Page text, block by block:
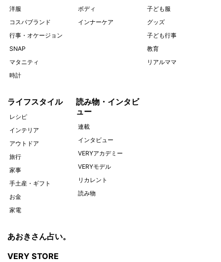
洋服
コスパブランド
行事・オケージョン
SNAP
マタニティ
時計
ボディ
インナーケア
子ども服
グッズ
子ども行事
教育
リアルママ
ライフスタイル
レシピ
インテリア
アウトドア
旅行
家事
手土産・ギフト
お金
家電
読み物・インタビ
ュー
連載
インタビュー
VERYアカデミー
VERYモデル
リカレント
読み物
あおきさん占い。
VERY STORE